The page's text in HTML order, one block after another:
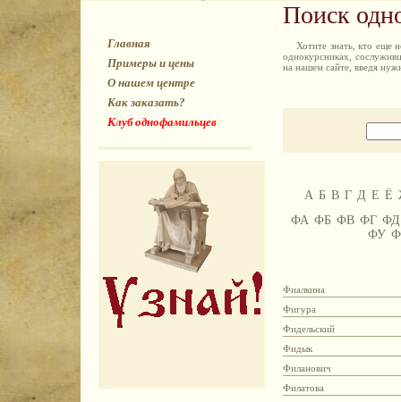
Главная
Примеры и цены
О нашем центре
Как заказать?
Клуб однофамильцев
Поиск
Хотите знать, кто еще
однокурсниках,
на нашем сайте, введя
А Б В Г Д Е Ё
ФА ФБ ФВ ФГ ФД
ФУ
Фиалкина
Фигура
Фидельский
Фидык
Филанович
Филатова